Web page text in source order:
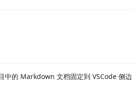
的 Markdown 文档固定到 VSCode 侧边